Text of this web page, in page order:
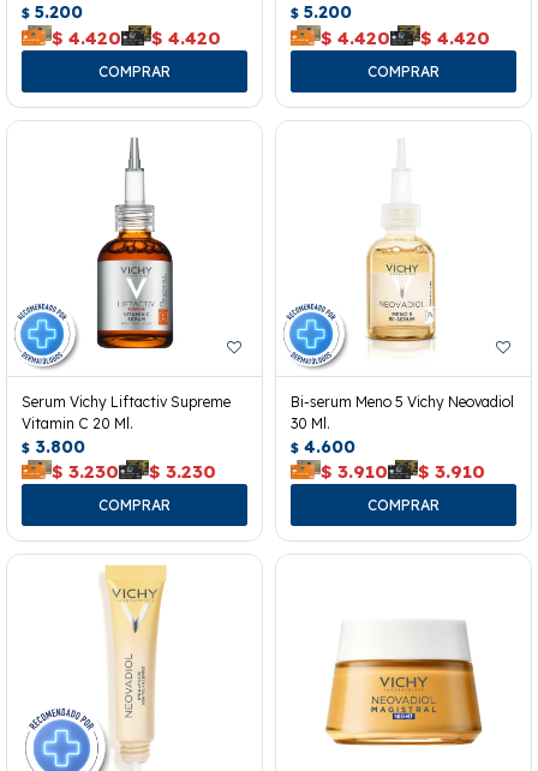
50ml
$ 5.200
$ 4.420 $ 4.420
50ml
$ 5.200
$ 4.420 $ 4.420
Serum Vichy Liftactiv Supreme
Vitamin C 20 Ml.
$ 3.800
$ 3.230 $ 3.230
Bi-serum Meno 5 Vichy Neovadiol
30 Ml.
$ 4.600
$ 3.910 $ 3.910